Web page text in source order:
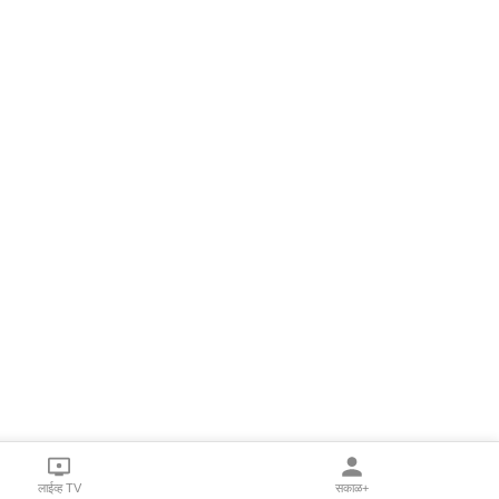
लाईव्ह TV सकाळ+